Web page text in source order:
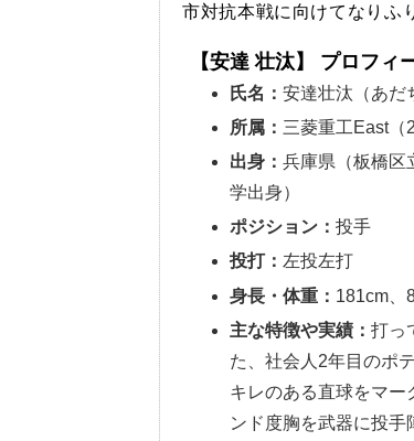
市対抗本戦に向けてなりふ
【安達 壮汰】 プロフィ
氏名：安達壮汰（あだ
所属： 三菱重工East（2
出身：兵庫県（板橋区
学出身）
ポジション：投手
投打： 左投左打
身長・体重： 181cm、
主な特徴や実績：打っ
た、社会人2年目のポ
キレのある直球をマー
ンド度胸を武器に投手